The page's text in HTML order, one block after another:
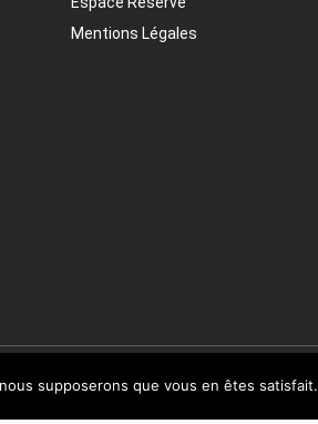
Mentions Légales
supposerons que vous en êtes satisfait.